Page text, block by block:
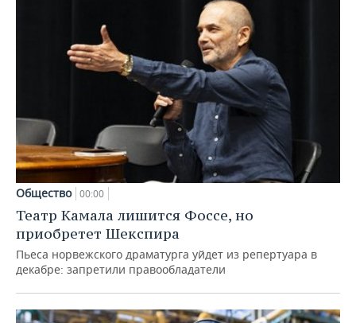
Общество 00:00
Театр Камала лишится Фоссе, но
приобретет Шекспира
Пьеса норвежского драматурга уйдет из репертуара в
декабре: запретили правообладатели